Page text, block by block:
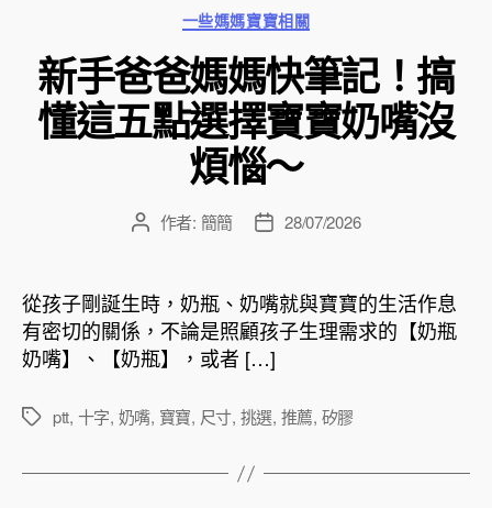
分
類
一些媽媽寶寶相關
新手爸爸媽媽快筆記！搞
懂這五點選擇寶寶奶嘴沒
煩惱～
文
者
作者: 簡簡
文
佈
日
期
28/07/2026
從孩子剛誕生時，奶瓶、奶嘴就與寶寶的生活作息
有密切的關係，不論是照顧孩子生理需求的【奶瓶
奶嘴】、【奶瓶】，或者 […]
標
ptt, 十字, 奶嘴, 寶寶, 尺寸, 挑選, 推薦, 矽膠